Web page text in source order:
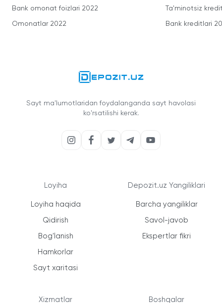
Bank omonat foizlari 2022
Omonatlar 2022
Ta'minotsiz
Bank kreditlari
Sayt ma'lumotlaridan foydalanganda sayt havolasi
ko'rsatilishi kerak.
Loyiha
Loyiha haqida
Qidirish
Bog'lanish
Hamkorlar
Sayt xaritasi
Xizmatlar
Depozit.uz Yangiliklari
Barcha yangiliklar
Savol-javob
Ekspertlar fikri
Boshqalar